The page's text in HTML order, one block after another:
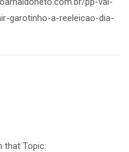
garotinho-a-reeleicao-dia-
that Topic: